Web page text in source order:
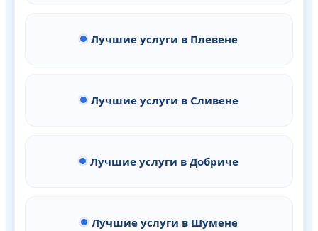
Лучшие услуги в Плевене
Лучшие услуги в Сливене
Лучшие услуги в Добриче
Лучшие услуги в Шумене